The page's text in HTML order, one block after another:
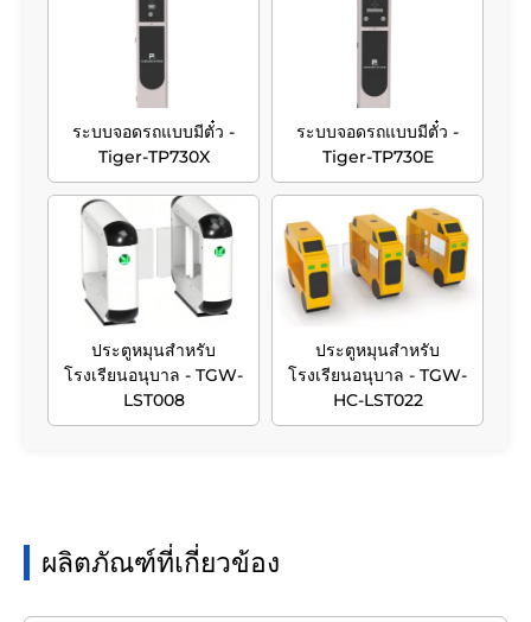
ระบบจอดรถแบบมีตั๋ว -
Tiger-TP730X
ระบบจอดรถแบบมีตั๋ว -
Tiger-TP730E
ประตูหมุนสำหรับ
โรงเรียนอนุบาล - TGW-
LST008
ประตูหมุนสำหรับ
โรงเรียนอนุบาล - TGW-
HC-LST022
ผลิตภัณฑ์ที่เกี่ยวข้อง